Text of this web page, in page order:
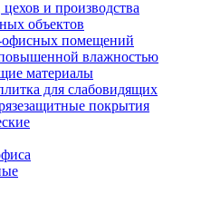
и производства
объектов
офисных помещений
влажностью
материалы
для слабовидящих
покрытия